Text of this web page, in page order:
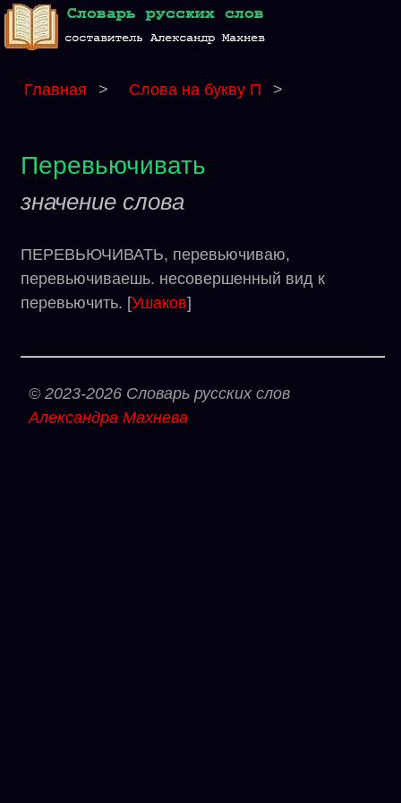
Главная > Слова на букву П >
Перевьючивать
значение слова
ПЕРЕВЬЮЧИВАТЬ, перевьючиваю,
перевьючиваешь. несовершенный вид к
перевьючить. [Ушаков]
© 2023-2026 Словарь русских слов
Александра Махнева